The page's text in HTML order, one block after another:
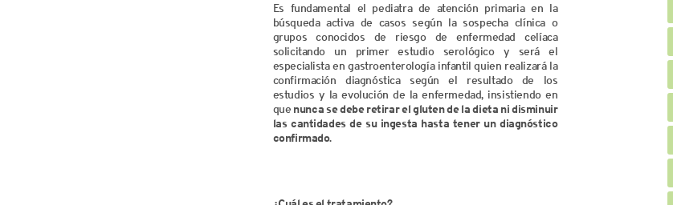
Es fundamental el pediatra de atención primaria en la
búsqueda activa de casos según la sospecha clínica o
grupos conocidos de riesgo de enfermedad celíaca
solicitando un primer estudio serológico y será el
especialista en gastroenterología infantil quien realizará la
confirmación diagnóstica según el resultado de los
estudios y la evolución de la enfermedad, insistiendo en
que nunca se debe retirar el gluten de la dieta ni disminuir
las cantidades de su ingesta hasta tener un diagnóstico
confirmado.